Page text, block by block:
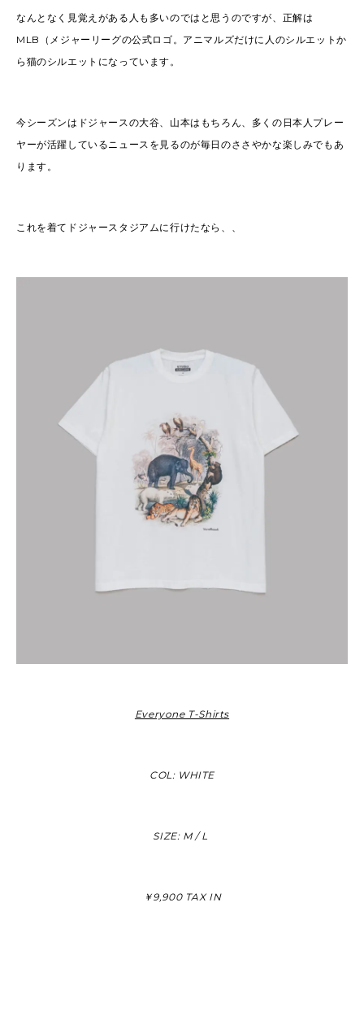
なんとなく見覚えがある人も多いのではと思うのですが、正解は
MLB（メジャーリーグの公式ロゴ。アニマルズだけに人のシルエットか
ら猫のシルエットになっています。
今シーズンはドジャースの大谷、山本はもちろん、多くの日本人プレー
ヤーが活躍しているニュースを見るのが毎日のささやかな楽しみでもあ
ります。
これを着てドジャースタジアムに行けたなら、、
Everyone T-Shirts
COL: WHITE
SIZE: M / L
￥9,900 TAX IN